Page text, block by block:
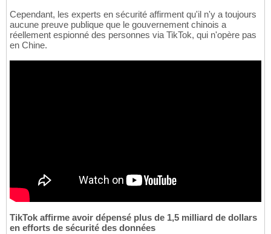
Cependant, les experts en sécurité affirment qu'il n'y a toujours
aucune preuve publique que le gouvernement chinois a
réellement espionné des personnes via TikTok, qui n'opère pas
en Chine.
TikTok affirme avoir dépensé plus de 1,5 milliard de dollars
en efforts de sécurité des données